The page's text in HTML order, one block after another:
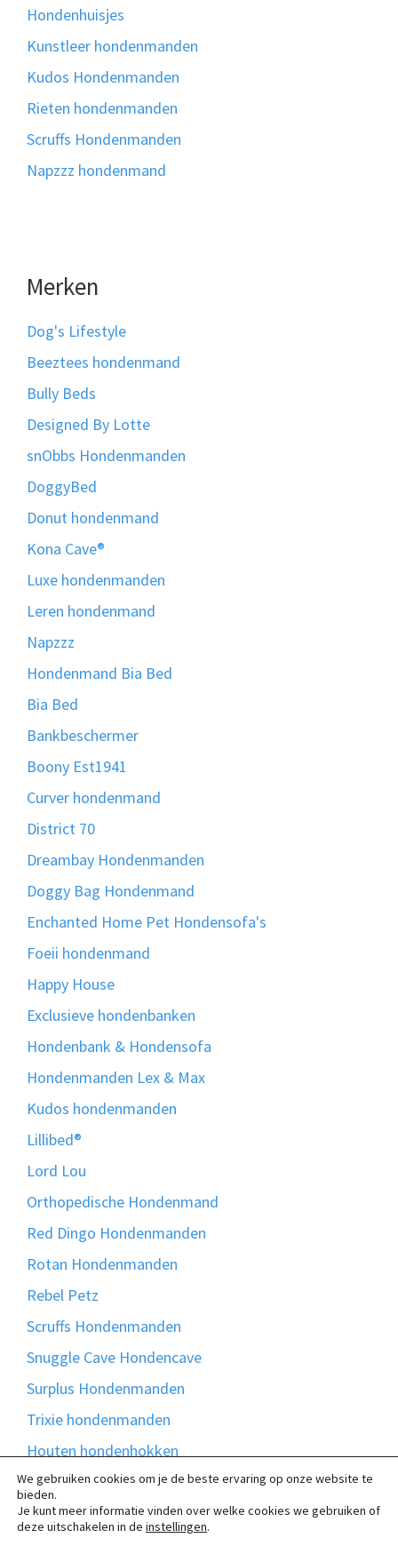
Hondenhuisjes
Kunstleer hondenmanden
Kudos Hondenmanden
Rieten hondenmanden
Scruffs Hondenmanden
Napzzz hondenmand
Merken
Dog's Lifestyle
Beeztees hondenmand
Bully Beds
Designed By Lotte
snObbs Hondenmanden
DoggyBed
Donut hondenmand
Kona Cave®
Luxe hondenmanden
Leren hondenmand
Napzzz
Hondenmand Bia Bed
Bia Bed
Bankbeschermer
Boony Est1941
Curver hondenmand
District 70
Dreambay Hondenmanden
Doggy Bag Hondenmand
Enchanted Home Pet Hondensofa's
Foeii hondenmand
Happy House
Exclusieve hondenbanken
Hondenbank & Hondensofa
Hondenmanden Lex & Max
Kudos hondenmanden
Lillibed®
Lord Lou
Orthopedische Hondenmand
Red Dingo Hondenmanden
Rotan Hondenmanden
Rebel Petz
Scruffs Hondenmanden
Snuggle Cave Hondencave
Surplus Hondenmanden
Trixie hondenmanden
Houten hondenhokken
51 Degrees North
Bontmand
We gebruiken cookies om je de beste ervaring op onze website te
bieden.
Je kunt meer informatie vinden over welke cookies we gebruiken of
deze uitschakelen in de instellingen.